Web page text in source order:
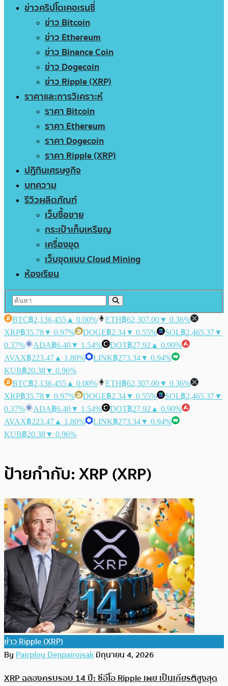
ข่าวคริปโตเคอเรนซี่
ข่าว Bitcoin
ข่าว Ethereum
ข่าว Binance Coin
ข่าว Dogecoin
ข่าว Ripple (XRP)
ราคาและการวิเคราะห์
ราคา Bitcoin
ราคา Ethereum
ราคา Dogecoin
ราคา Ripple (XRP)
ปฏิทินเศรษฐกิจ
บทความ
รีวิวผลิตภัณฑ์
เว็บซื้อขาย
กระเป๋าเก็บเหรียญ
เครื่องขุด
เว็บขุดแบบ Cloud Mining
ห้องเรียน
BTC฿2,136,455 ▲ 0.00% ETH฿62,307.00▼ 0.36%
XRP฿35.78▼ 0.97% DOGE฿2.34▼ 0.55% SOL฿2,465.37▼
0.37%
ADA฿6.40▼ 1.54% DOT฿27.92 ▲ 0.90%
AVAX฿223.47 ▲ 1.80% LINK฿273.34▼ 0.94%
KUB฿20.38▼ 0.96%
BTC฿2,136,455 ▲ 0.00% ETH฿62,307.00▼ 0.36%
XRP฿35.78▼ 0.97% DOGE฿2.34▼ 0.55% SOL฿2,465.37▼
0.37%
ADA฿6.40▼ 1.54% DOT฿27.92 ▲ 0.90%
AVAX฿223.47 ▲ 1.80% LINK฿273.34▼ 0.94%
KUB฿20.38▼ 0.96%
ป้ายกำกับ:XRP (XRP)
ข่าว Ripple (XRP)
ByPairploy Denpairojsakมิถุนายน 4, 2026
XRP ฉลองครบรอบ 14 ปี: ซีอีโอ Ripple เผย เป็นเกียรติสูงสุด